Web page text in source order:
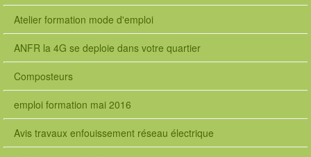
Atelier formation mode d'emploi
ANFR la 4G se deploie dans votre quartier
Composteurs
emploi formation mai 2016
Avis travaux enfouissement réseau électrique